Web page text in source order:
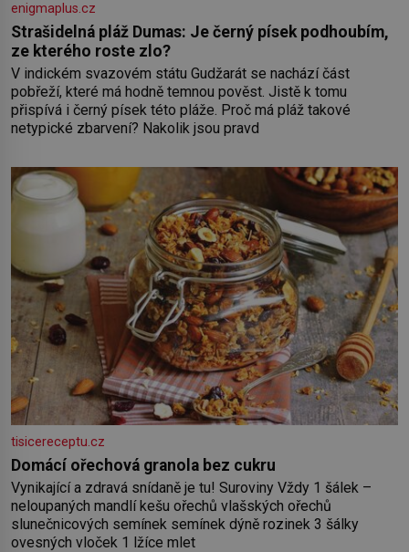
enigmaplus.cz
Strašidelná pláž Dumas: Je černý písek podhoubím,
ze kterého roste zlo?
V indickém svazovém státu Gudžarát se nachází část
pobřeží, které má hodně temnou pověst. Jistě k tomu
přispívá i černý písek této pláže. Proč má pláž takové
netypické zbarvení? Nakolik jsou pravd
tisicereceptu.cz
Domácí ořechová granola bez cukru
Vynikající a zdravá snídaně je tu! Suroviny Vždy 1 šálek –
neloupaných mandlí kešu ořechů vlašských ořechů
slunečnicových semínek semínek dýně rozinek 3 šálky
ovesných vloček 1 lžíce mlet